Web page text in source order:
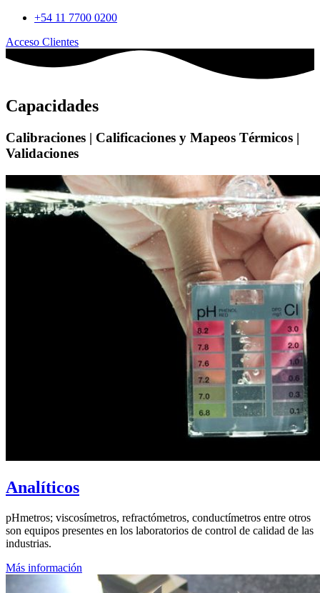
+54 11 7700 0200
Acceso Clientes
Capacidades
Calibraciones | Calificaciones y Mapeos Térmicos |
Validaciones
Analíticos
pHmetros; viscosímetros, refractómetros, conductímetros entre otros
son equipos presentes en los laboratorios de control de calidad de las
industrias.
Más información